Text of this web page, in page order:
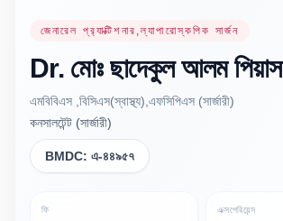
জেনারেল প্র‍্যাক্টিশনার,ল্যাপারোস্কপিক সার্জন
Dr. মোঃ ছাদেকুল আলম পিয়াস
এমবিবিএস ,বিসিএস(স্বাস্থ্য),এফসিপিএস (সার্জারী)
কনসালটেন্ট (সার্জারী)
BMDC: এ-৪৪৯৫৭
ফি এক্সপেরিয়েন্স